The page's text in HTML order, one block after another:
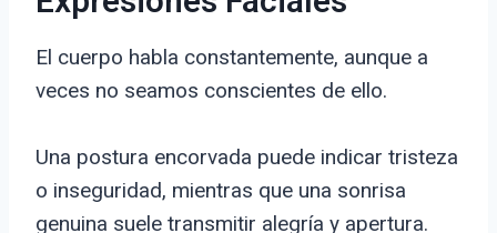
El cuerpo habla constantemente, aunque a
veces no seamos conscientes de ello.
Una postura encorvada puede indicar tristeza
o inseguridad, mientras que una sonrisa
genuina suele transmitir alegría y apertura.